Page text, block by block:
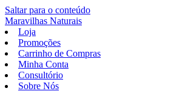
Saltar para o conteúdo
Maravilhas Naturais
Loja
Promoções
Carrinho de Compras
Minha Conta
Consultório
Sobre Nós